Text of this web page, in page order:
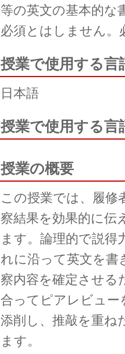
等の英文の基本的な
必須とはしません。
授業で使用する言
日本語
授業で使用する言
授業の概要
この授業では、履修
察結果を効果的に伝
ます。論理的で説
れに沿って英文を書
察内容を確定させる
合ってピアレビュー
添削し、推敲を重ね
ます。